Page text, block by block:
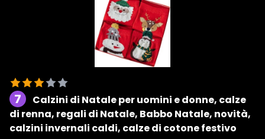
7
Calzini di Natale per uomini e donne, calze
di renna, regali di Natale, Babbo Natale, novità,
calzini invernali caldi, calze di cotone festivo